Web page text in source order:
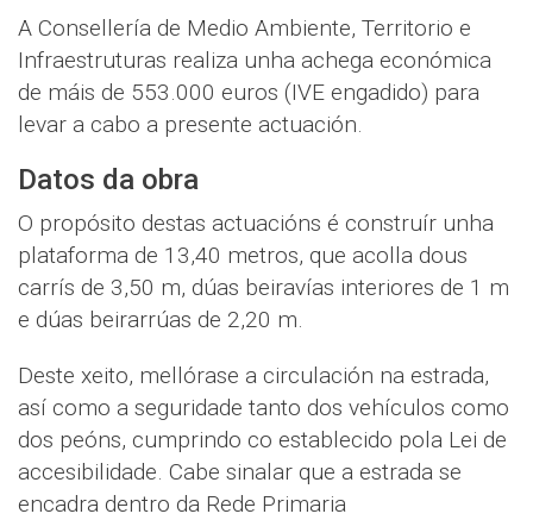
A Consellería de Medio Ambiente, Territorio e
Infraestruturas realiza unha achega económica
de máis de 553.000 euros (IVE engadido) para
levar a cabo a presente actuación.
Datos da obra
O propósito destas actuacións é construír unha
plataforma de 13,40 metros, que acolla dous
carrís de 3,50 m, dúas beiravías interiores de 1 m
e dúas beirarrúas de 2,20 m.
Deste xeito, mellórase a circulación na estrada,
así como a seguridade tanto dos vehículos como
dos peóns, cumprindo co establecido pola Lei de
accesibilidade. Cabe sinalar que a estrada se
encadra dentro da Rede Primaria